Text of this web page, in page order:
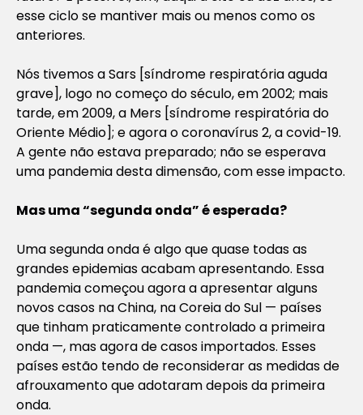
esse ciclo se mantiver mais ou menos como os
anteriores.
Nós tivemos a Sars [síndrome respiratória aguda
grave], logo no começo do século, em 2002; mais
tarde, em 2009, a Mers [síndrome respiratória do
Oriente Médio]; e agora o coronavírus 2, a covid-19.
A gente não estava preparado; não se esperava
uma pandemia desta dimensão, com esse impacto.
Mas uma “segunda onda” é esperada?
Uma segunda onda é algo que quase todas as
grandes epidemias acabam apresentando. Essa
pandemia começou agora a apresentar alguns
novos casos na China, na Coreia do Sul — países
que tinham praticamente controlado a primeira
onda —, mas agora de casos importados. Esses
países estão tendo de reconsiderar as medidas de
afrouxamento que adotaram depois da primeira
onda.